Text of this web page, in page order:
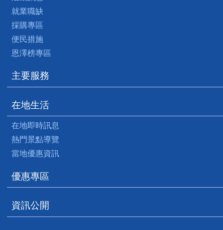
就業職缺
採購專區
便民措施
恩澤榜專區
主要服務
在地生活
在地即時訊息
熱門景點導覽
當地優惠資訊
優惠專區
資訊公開